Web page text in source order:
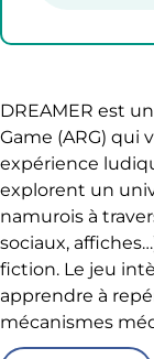
DREAMER est
Game (ARG) qui
expérience
explorent un
namurois à
sociaux,
fiction. Le jeu
apprendre à
mécanismes